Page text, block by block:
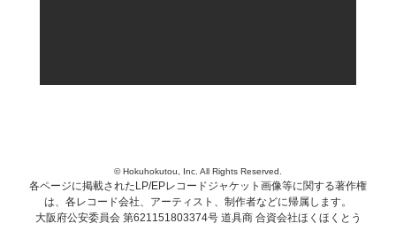
© Hokuhokutou, Inc. All Rights Reserved.
各ページに掲載されたLP/EPレコードジャケット画像等に関する著作権
は、各レコード会社、アーティスト、制作者などに帰属します。
大阪府公安委員会 第621151803374号 道具商 合資会社ほくほくとう